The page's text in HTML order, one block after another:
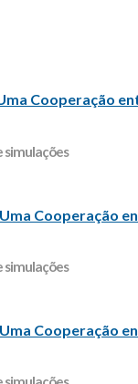
Cooperação
simulações
Cooperação
simulações
Cooperação